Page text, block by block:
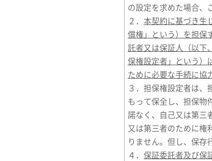
の設定を求めた場合、
２． 本契約に基づき生
償権」という）を担保
託者又は保証人（以下
保権設定者」という）
ために必要な手続に協
３．担保権設定者は、
もって保全し、担保物
諾なく、自己又は第三
又は第三者のために権
りません。但し、保存
４． 保証委託者及び保